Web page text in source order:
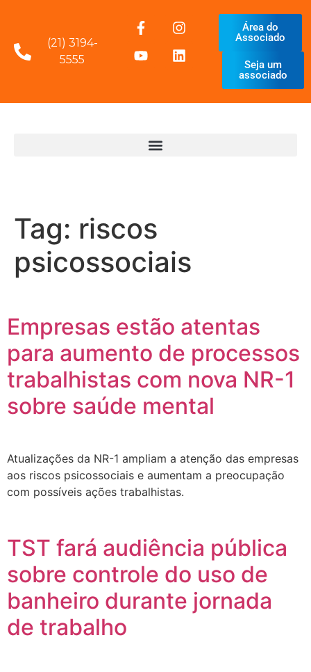
(21) 3194-
5555
Área do
Associado
Seja um
associado
Tag: riscos
psicossociais
Empresas estão atentas
para aumento de processos
trabalhistas com nova NR-1
sobre saúde mental
Atualizações da NR-1 ampliam a atenção das empresas
aos riscos psicossociais e aumentam a preocupação
com possíveis ações trabalhistas.
TST fará audiência pública
sobre controle do uso de
banheiro durante jornada
de trabalho